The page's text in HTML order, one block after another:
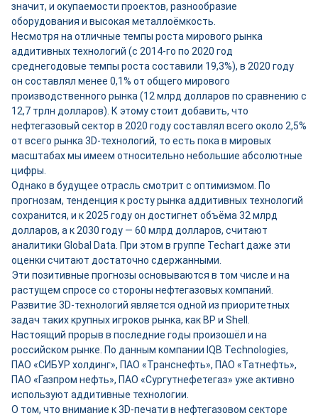
значит, и окупаемости проектов, разнообразие
оборудования и высокая металлоёмкость.
Несмотря на отличные темпы роста мирового рынка
аддитивных технологий (с 2014-го по 2020 год
среднегодовые темпы роста составили 19,3%), в 2020 году
он составлял менее 0,1% от общего мирового
производственного рынка (12 млрд долларов по сравнению с
12,7 трлн долларов). К этому стоит добавить, что
нефтегазовый сектор в 2020 году составлял всего около 2,5%
от всего рынка 3D-технологий, то есть пока в мировых
масштабах мы имеем относительно небольшие абсолютные
цифры.
Однако в будущее отрасль смотрит с оптимизмом. По
прогнозам, тенденция к росту рынка аддитивных технологий
сохранится, и к 2025 году он достигнет объёма 32 млрд
долларов, а к 2030 году — 60 млрд долларов, считают
аналитики Global Data. При этом в группе Techart даже эти
оценки считают достаточно сдержанными.
Эти позитивные прогнозы основываются в том числе и на
растущем спросе со стороны нефтегазовых компаний.
Развитие 3D-технологий является одной из приоритетных
задач таких крупных игроков рынка, как BP и Shell.
Настоящий прорыв в последние годы произошёл и на
российском рынке. По данным компании IQB Technologies,
ПАО «СИБУР холдинг», ПАО «Транснефть», ПАО «Татнефть»,
ПАО «Газпром нефть», ПАО «Сургутнефетегаз» уже активно
используют аддитивные технологии.
О том, что внимание к 3D-печати в нефтегазовом секторе